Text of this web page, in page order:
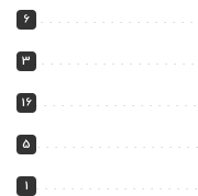
6
3
16
5
1